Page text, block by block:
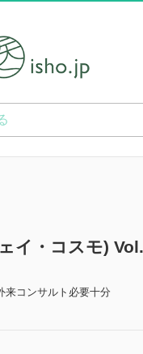
イ・コスモ)
来コンサルト必要十分